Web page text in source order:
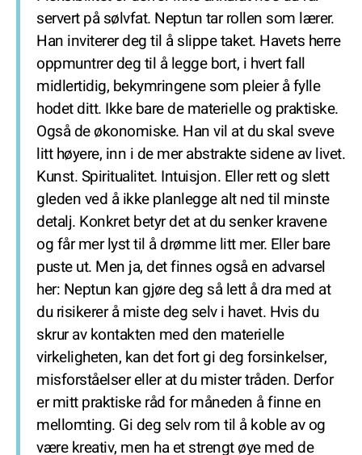
servert på sølvfat. Neptun tar rollen som lærer.
Han inviterer deg til å slippe taket. Havets herre
oppmuntrer deg til å legge bort, i hvert fall
midlertidig, bekymringene som pleier å fylle
hodet ditt. Ikke bare de materielle og praktiske.
Også de økonomiske. Han vil at du skal sveve
litt høyere, inn i de mer abstrakte sidene av livet.
Kunst. Spiritualitet. Intuisjon. Eller rett og slett
gleden ved å ikke planlegge alt ned til minste
detalj. Konkret betyr det at du senker kravene
og får mer lyst til å drømme litt mer. Eller bare
puste ut. Men ja, det finnes også en advarsel
her: Neptun kan gjøre deg så lett å dra med at
du risikerer å miste deg selv i havet. Hvis du
skrur av kontakten med den materielle
virkeligheten, kan det fort gi deg forsinkelser,
misforståelser eller at du mister tråden. Derfor
er mitt praktiske råd for måneden å finne en
mellomting. Gi deg selv rom til å koble av og
være kreativ, men ha et strengt øye med de